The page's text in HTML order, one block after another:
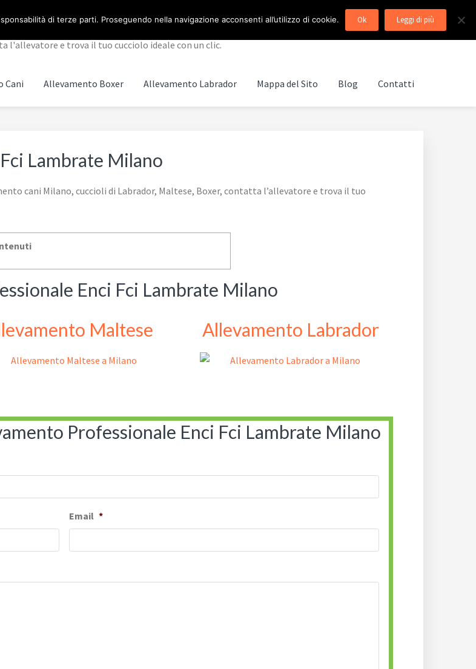
l'allevatore e trova il tuo cucciolo ideale con un clic.
Cani Allevamento Boxer Allevamento Labrador Mappa del Sito Blog Contatti
Lambrate Milano
cani Milano, cuccioli di Labrador, Maltese, Boxer, contatta l’allevatore e trova il tuo
Enci Fci Lambrate Milano
Maltese Allevamento Labrador
Professionale Enci Fci Lambrate Milano
Email *
di terze parti. Proseguendo nella navigazione acconsenti all’utilizzo di cookie. Ok Leggi di più